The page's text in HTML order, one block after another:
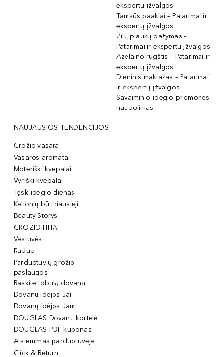
ekspertų įžvalgos
Tamsūs paakiai – Patarimai ir
ekspertų įžvalgos
Žilų plaukų dažymas –
Patarimai ir ekspertų įžvalgos
Azelaino rūgštis – Patarimai ir
ekspertų įžvalgos
Dieninis makiažas – Patarimai
ir ekspertų įžvalgos
Savaiminio įdegio priemonės
naudojimas
NAUJAUSIOS TENDENCIJOS
Grožio vasara
Vasaros aromatai
Moteriški kvepalai
Vyriški kvepalai
Tęsk įdegio dienas
Kelionių būtiniausieji
Beauty Storys
GROŽIO HITAI
Vestuvės
Ruduo
Parduotuvių grožio
paslaugos
Raskite tobulą dovaną
Dovanų idėjos Jai
Dovanų idėjos Jam
DOUGLAS Dovanų kortelė
DOUGLAS PDF kuponas
Atsiėmimas parduotuvėje
Click & Return